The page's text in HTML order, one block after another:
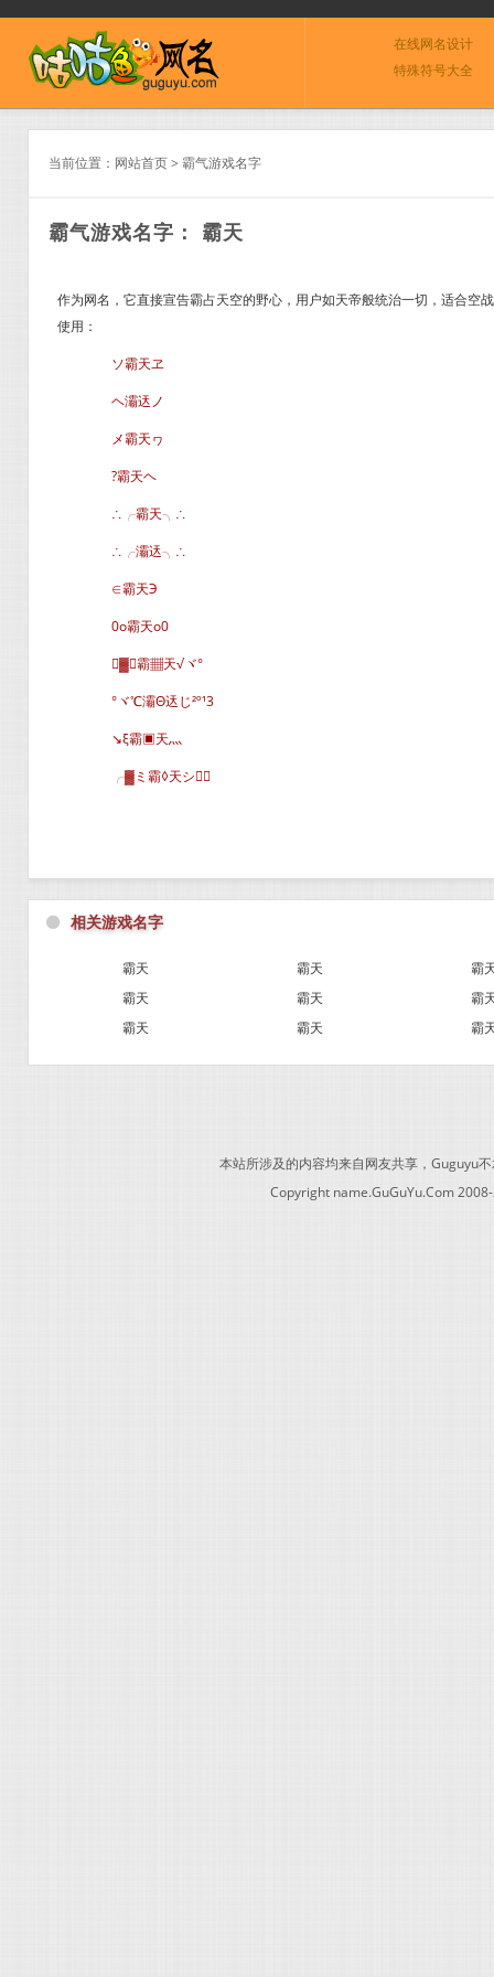
在线网名设计
特殊符号大全
当前位置： 网站首页> 霸气游戏名字
霸气游戏名字： 霸天
作为网名，它直接宣告霸占天空的野心，用户如天帝般统治一切，适合空
使用：
ソ霸天ヱ
ヘ灞迗ノ
メ霸天ヮ
?霸天ヘ
∴╭霸天╮∴
∴╭灞迗╮∴
∈霸天Э
0o霸天o0
▓∈霸▦天√ヾ°
°ヾ℃灞Θ迗じ²º¹3
↘ξ霸▣天灬
╭▓ミ霸◊天シ∈
⚫ 相关游戏名字
霸天 霸天
霸
霸天
霸天
霸
霸天
霸天 霸
本站所涉及的内容均来自网友共享，Guguyu
Copyright name.GuGuYu.Com